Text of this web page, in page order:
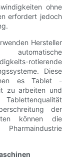
ohne
erfordert jedoch
Hersteller
automatische
rotierende
Diese
es Tablet -
zu arbeiten und
der
können die